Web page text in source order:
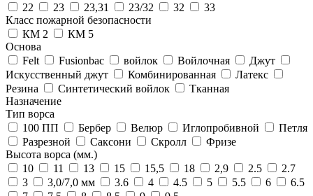
22
23 23,31 23/32 32
33
Класс пожарной безопасности
КМ 2
КМ 5
Основа
Felt
Fusionbac войлок Войлочная
Джут
Искусственный джут
Комбинированная
Латекс
Резина
Синтетический войлок
Тканная
Назначение
Тип ворса
100 ПП
Бербер Велюр Иглопробивной
Петля
Разрезной
Саксони Скролл
Фризе
Высота ворса (мм.)
10
11 13 15 15,5 18 2,9 2.5
2.7
3
3,0/7,0 мм 3.6 4 4.5 5 5.5 6
6.5